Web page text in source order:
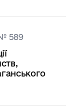
589